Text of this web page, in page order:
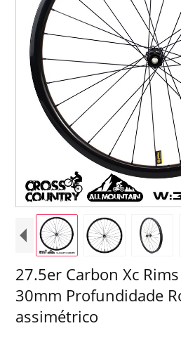
27.5er Carbon Xc
30mm Profundidade
assimétrico